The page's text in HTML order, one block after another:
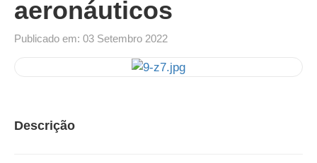
aeronáuticos
Publicado em: 03 Setembro 2022
Descrição